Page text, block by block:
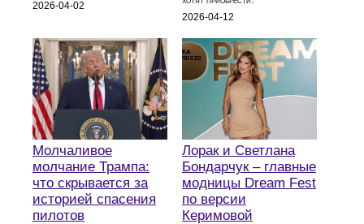
2026-04-02
2026-04-12
Молчаливое
молчание Трампа:
что скрывается за
историей спасения
пилотов
Лорак и Светлана
Бондарчук – главные
модницы Dream Fest
по версии
Керимовой